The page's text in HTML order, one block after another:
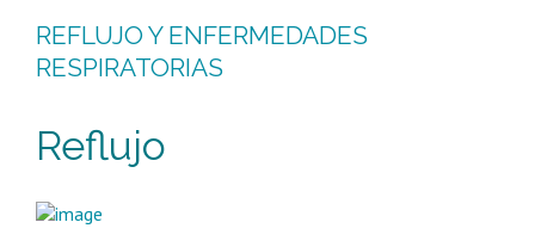
REFLUJO Y ENFERMEDADES
RESPIRATORIAS
Reflujo